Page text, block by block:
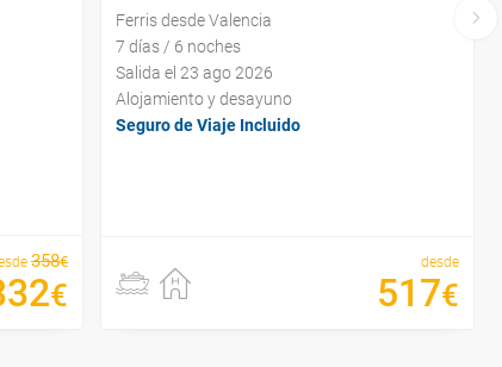
358€
€
Ferris desde Valencia
7 días / 6 noches
Salida el 23 ago 2026
Alojamiento y desayuno
Seguro de Viaje Incluido
desde
517€